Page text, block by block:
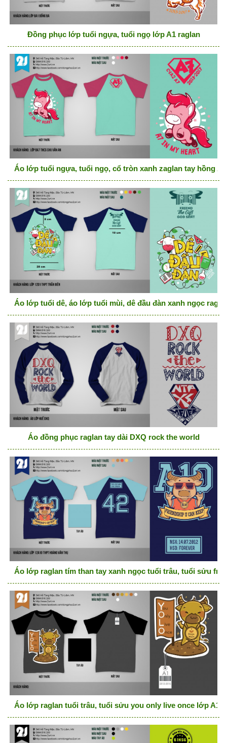
Đồng phục lớp tuổi ngựa, tuổi ngọ lớp A1 raglan
Áo lớp tuổi ngựa, tuổi ngọ, cổ tròn xanh zaglan tay hồng
Áo lớp tuổi dê, áo lớp tuổi mùi, dê đầu đàn xanh ngọc
Áo đồng phục raglan tay dài DXQ rock the world
Áo lớp raglan tím than tay xanh ngọc tuổi trâu, tuổi sửu
Áo lớp raglan tuổi trâu, tuổi sửu you only live once lớp A1